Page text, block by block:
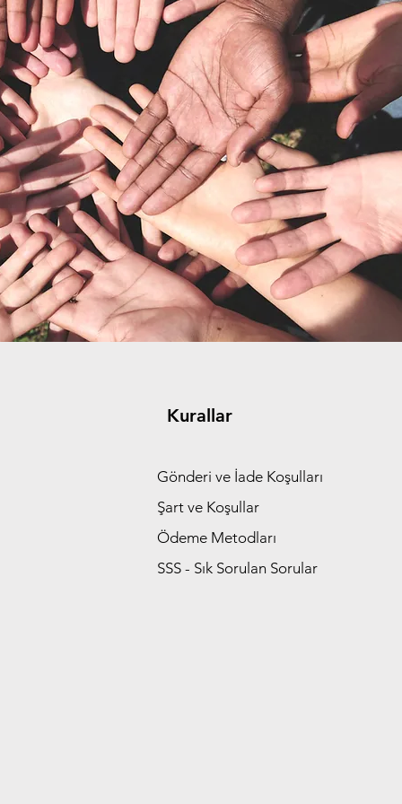
Kurallar
Gönderi ve İade Koşulları
Şart ve Koşullar
Ödeme Metodları
SSS - Sık Sorulan Sorular